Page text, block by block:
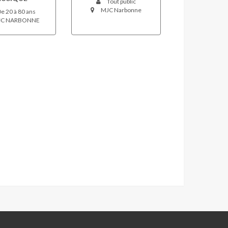
20 à 80 ans
NARBONNE
MJC Narbonne